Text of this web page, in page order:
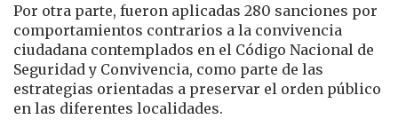
Por otra parte, fueron aplicadas 280 sanciones por
comportamientos contrarios a la convivencia
ciudadana contemplados en el Código Nacional de
Seguridad y Convivencia, como parte de las
estrategias orientadas a preservar el orden público
en las diferentes localidades.